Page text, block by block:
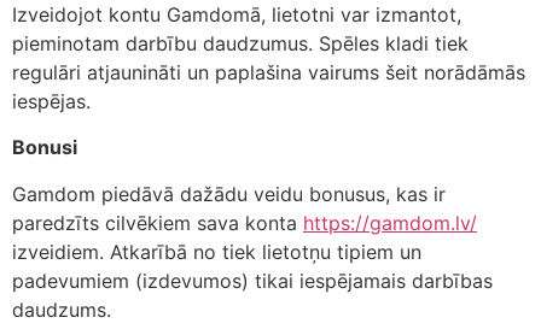
Izveidojot kontu Gamdomā, lietotni var izmantot,
pieminotam darbību daudzumus. Spēles kladi tiek
regulāri atjaunināti un paplašina vairums šeit norādāmās
iespējas.
Bonusi
Gamdom piedāvā dažādu veidu bonusus, kas ir
paredzīts cilvēkiem sava konta https://gamdom.lv/
izveidiem. Atkarībā no tiek lietotņu tipiem un
padevumiem (izdevumos) tikai iespējamais darbības
daudzums.